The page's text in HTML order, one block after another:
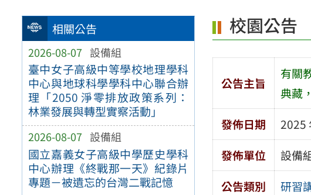
相關公告
2026-08-07 設備組
臺中女子高級中等學校地理學科
中心與地球科學學科中心聯合辦
理「2050 淨零排放政策系列：
林業發展與轉型實察活動」
2026-08-07 設備組
國立嘉義女子高級中學歷史學科
中心辦理《終戰那一天》紀錄片
專題－被遺忘的台灣二戰記憶
校園公告
公告主旨
有關
典藏
發佈日期
2025
發佈單位
設備
公告類別
研習